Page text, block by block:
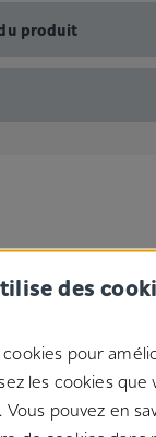
produit
des
pour
les cookies que
Vous pouvez en